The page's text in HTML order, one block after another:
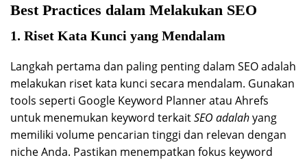
Best Practices dalam Melakukan SEO
1. Riset Kata Kunci yang Mendalam
Langkah pertama dan paling penting dalam SEO adalah
melakukan riset kata kunci secara mendalam. Gunakan
tools seperti Google Keyword Planner atau Ahrefs
untuk menemukan keyword terkaitSEO adalahyang
memiliki volume pencarian tinggi dan relevan dengan
niche Anda. Pastikan menempatkan fokus keyword